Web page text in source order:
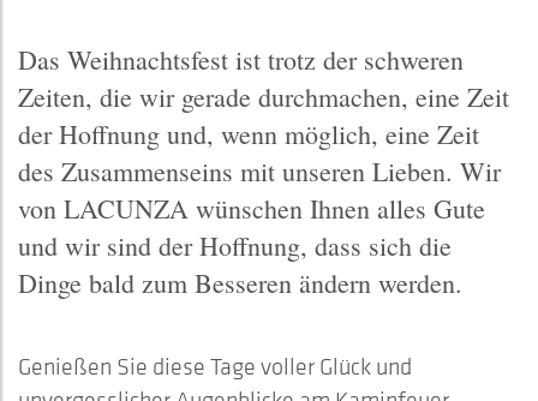
Das Weihnachtsfest ist trotz der schweren
Zeiten, die wir gerade durchmachen, eine Zeit
der Hoffnung und, wenn möglich, eine Zeit
des Zusammenseins mit unseren Lieben. Wir
von LACUNZA wünschen Ihnen alles Gute
und wir sind der Hoffnung, dass sich die
Dinge bald zum Besseren ändern werden.
Genießen Sie diese Tage voller Glück und